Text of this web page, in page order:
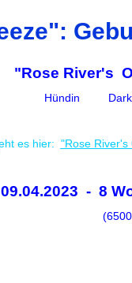
"Rose River's
Hündin Dark
es hier: "Rose River's
09.04.2023 - 8